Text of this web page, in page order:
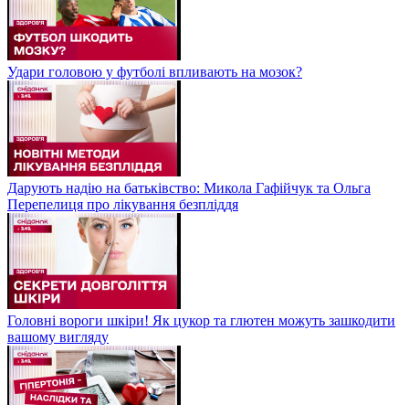
Удари головою у футболі впливають на мозок?
Дарують надію на батьківство: Микола Гафійчук та Ольга
Перепелиця про лікування безпліддя
Головні вороги шкіри! Як цукор та глютен можуть зашкодити
вашому вигляду